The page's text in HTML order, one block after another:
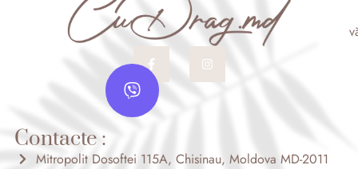
F
a
c
b
o
f
I
n
s
t
V
i
b
e
Contacte :
Mitropolit Dosoftei 115A, Chisinau, Moldova MD-2011